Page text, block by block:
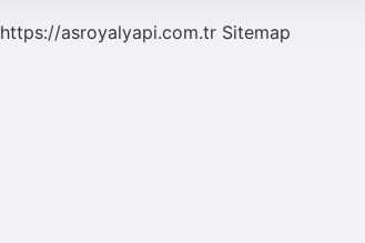
https://asroyalyapi.com.tr Sitemap